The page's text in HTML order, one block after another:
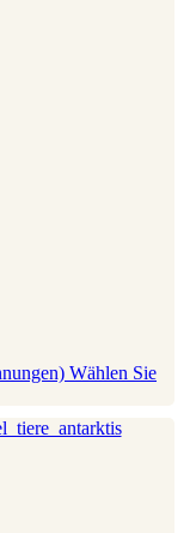
Wählen Sie